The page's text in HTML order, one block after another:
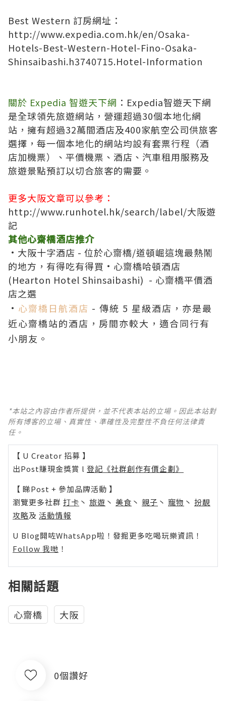
Best Western 訂房網址：
http://www.expedia.com.hk/en/Osaka-
Hotels-Best-Western-Hotel-Fino-Osaka-
Shinsaibashi.h3740715.Hotel-Information
關於 Expedia 智遊天下網 ：Expedia智遊天下網
是全球領先旅遊網站，營運超過30個本地化網
站，擁有超過32萬間酒店及400家航空公司供旅客
選擇，每一個本地化的網站均設有套票行程（酒
店加機票）、平價機票、酒店、汽車租用服務及
旅遊景點預訂以切合旅客的需要。
更多大阪文章可以參考：
http://www.runhotel.hk/search/label/大阪遊
記
其他心齋橋酒店推介
． 大阪十字酒店 - 位於心齋橋/道頓崛這塊最熱鬧
的地方，有得吃有得買 ． 心齋橋哈頓酒店
(Hearton Hotel Shinsaibashi) - 心齋橋平價酒
店之選
． 心齋橋日航酒店 - 傳統 5 星級酒店，亦是最
近心齋橋站的酒店，房間亦較大，適合同行有
小朋友。
*本站之內容由作者所提供，並不代表本站的立場。因此本站對
所有博客的立場、真實性、準確性及完整性不負任何法律責
任。
【 U Creator 招募 】
出Post賺現金獎賞 l 登記《社群創作有價企劃》
【 睇Post + 參加品牌活動 】
瀏覽更多社群 打卡 丶 旅遊 丶 美食 丶 親子 丶 寵物 丶 扮靚
攻略及 活動情報
U Blog開咗WhatsApp啦！發掘更多吃喝玩樂資訊！
Follow 我哋 ！
相關話題
心齋橋 大阪
0個讚好